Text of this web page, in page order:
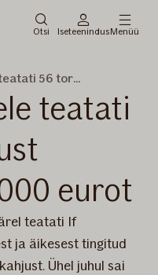
Otsi IseteenindusMenüü
If Kindlustusele teatati 56 tormikahjust summas 100 000 eurot
teatati
eurot
teatati If
ja äikesest tingitud
Ühel juhul sai